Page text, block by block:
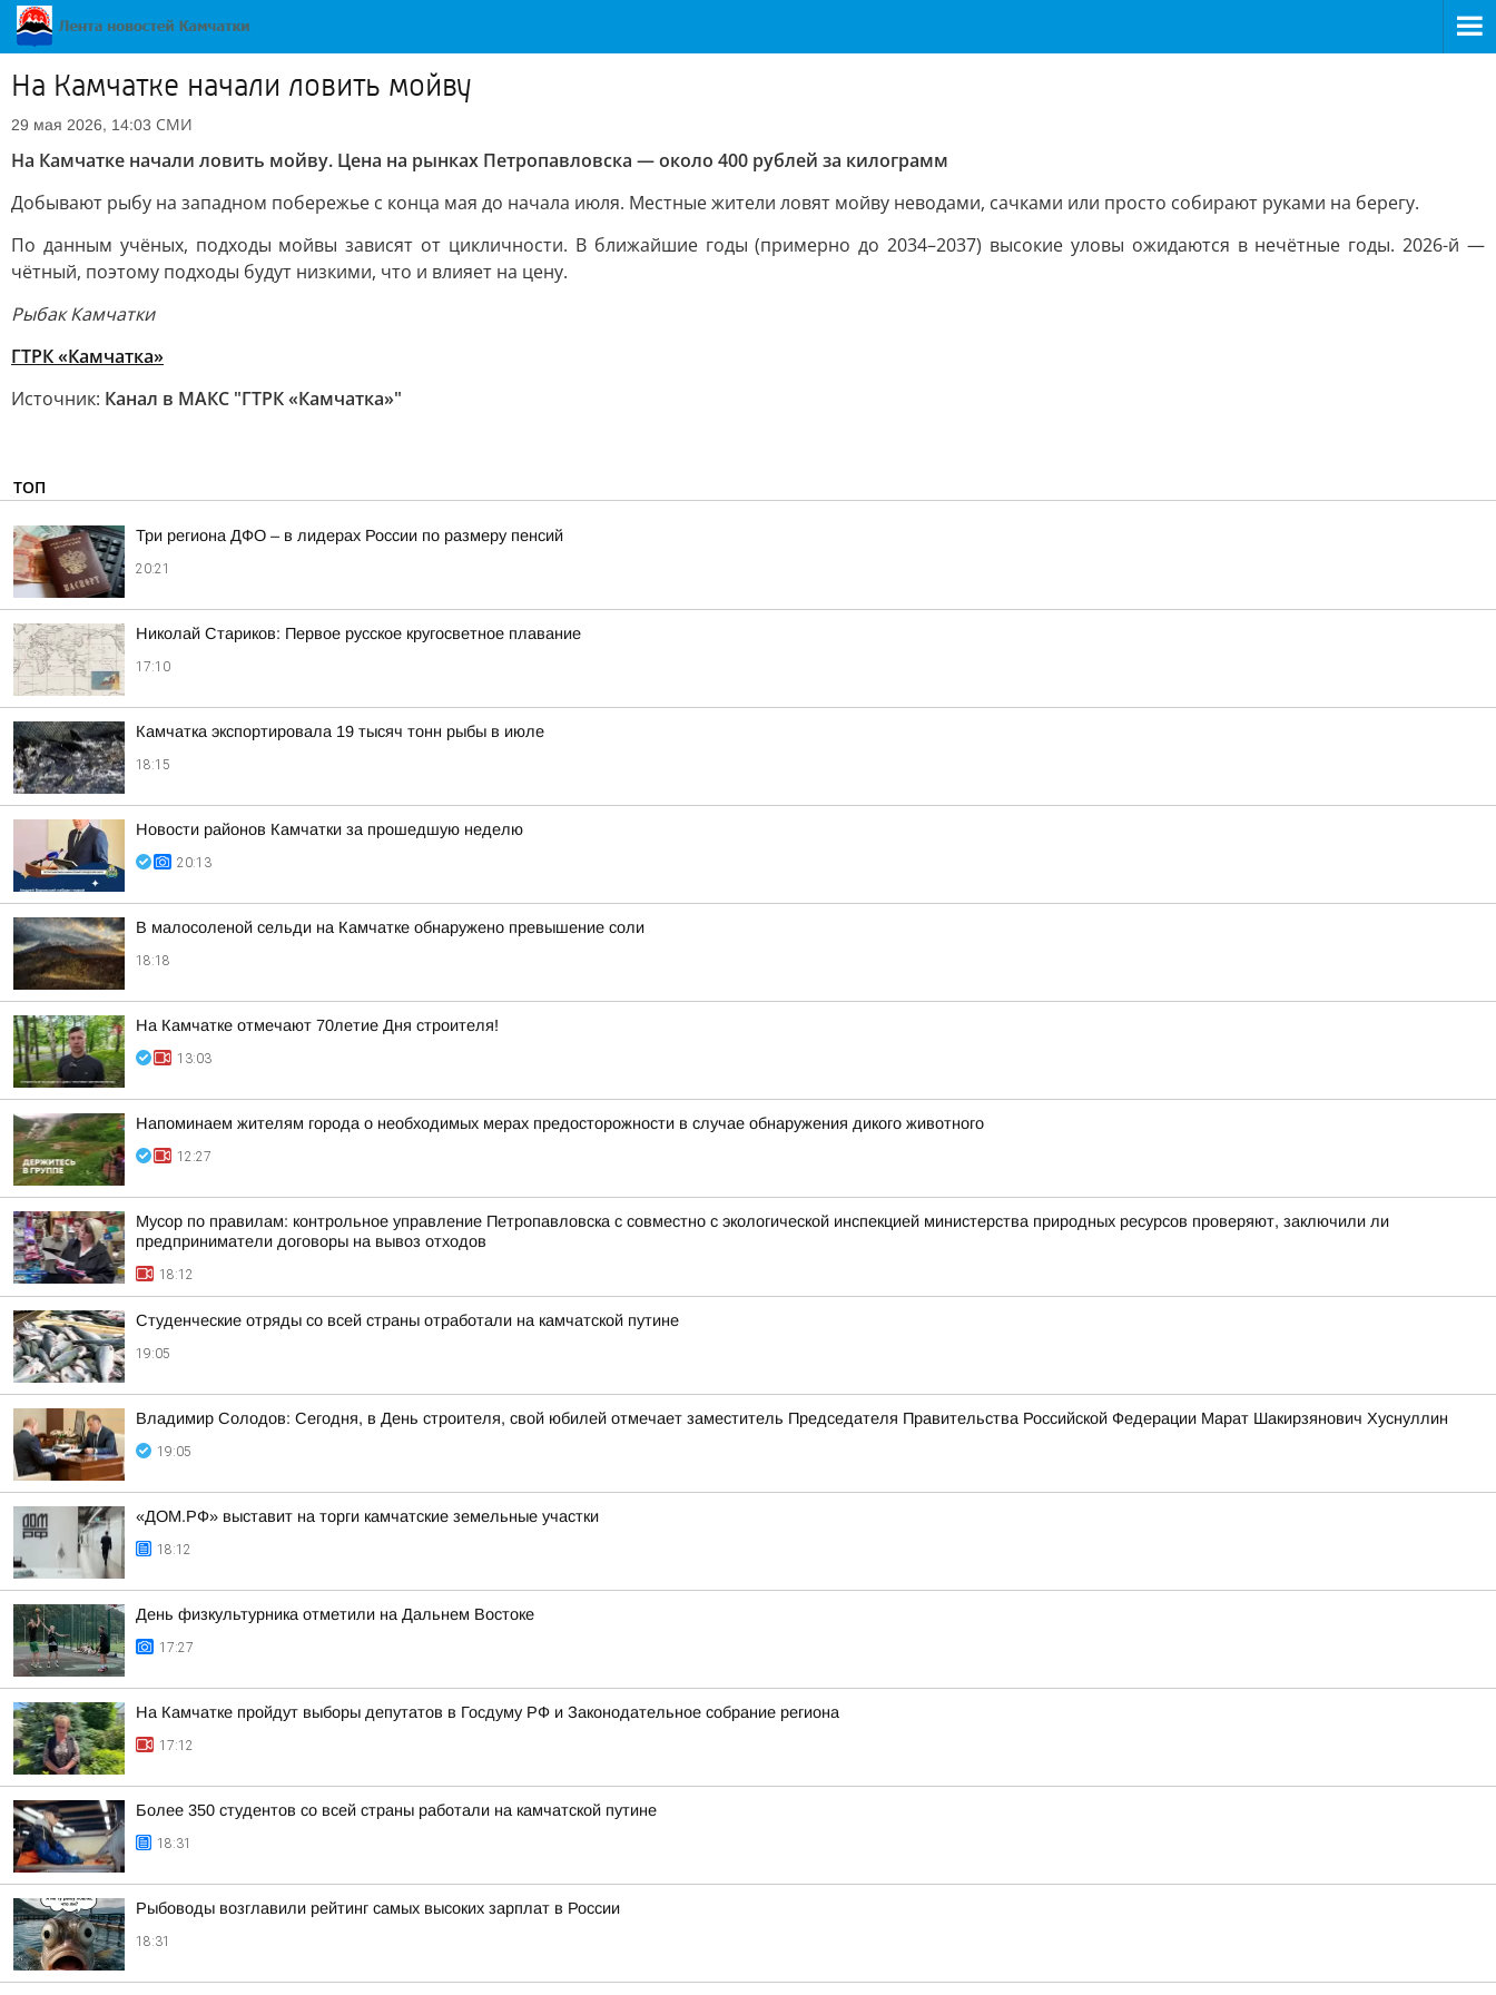
На Камчатке начали ловить мойву
29 мая 2026, 14:03 СМИ
На Камчатке начали ловить мойву. Цена на рынках Петропавловска — около 400 рублей за килограмм
Добывают рыбу на западном побережье с конца мая до начала июля. Местные жители ловят мойву неводами, сачками или просто собирают руками на берегу.
По данным учёных, подходы мойвы зависят от цикличности. В ближайшие годы (примерно до 2034–2037) высокие уловы ожидаются в нечётные годы. 2026-й —
чётный, поэтому подходы будут низкими, что и влияет на цену.
Рыбак Камчатки
ГТРК «Камчатка»
Источник: Канал в МАКС "ГТРК «Камчатка»"
ТОП
Три региона ДФО – в лидерах России по размеру пенсий
20:21
Николай Стариков: Первое русское кругосветное плавание
17:10
Камчатка экспортировала 19 тысяч тонн рыбы в июле
18:15
Новости районов Камчатки за прошедшую неделю
20:13
В малосоленой сельди на Камчатке обнаружено превышение соли
18:18
На Камчатке отмечают 70летие Дня строителя!
13:03
Напоминаем жителям города о необходимых мерах предосторожности в случае обнаружения дикого животного
12:27
Мусор по правилам: контрольное управление Петропавловска с совместно с экологической инспекцией министерства природных ресурсов проверяют, заключили ли
предприниматели договоры на вывоз отходов
18:12
Студенческие отряды со всей страны отработали на камчатской путине
19:05
Владимир Солодов: Сегодня, в День строителя, свой юбилей отмечает заместитель Председателя Правительства Российской Федерации Марат Шакирзянович Хуснуллин
19:05
«ДОМ.РФ» выставит на торги камчатские земельные участки
18:12
День физкультурника отметили на Дальнем Востоке
17:27
На Камчатке пройдут выборы депутатов в Госдуму РФ и Законодательное собрание региона
17:12
Более 350 студентов со всей страны работали на камчатской путине
18:31
Рыбоводы возглавили рейтинг самых высоких зарплат в России
18:31